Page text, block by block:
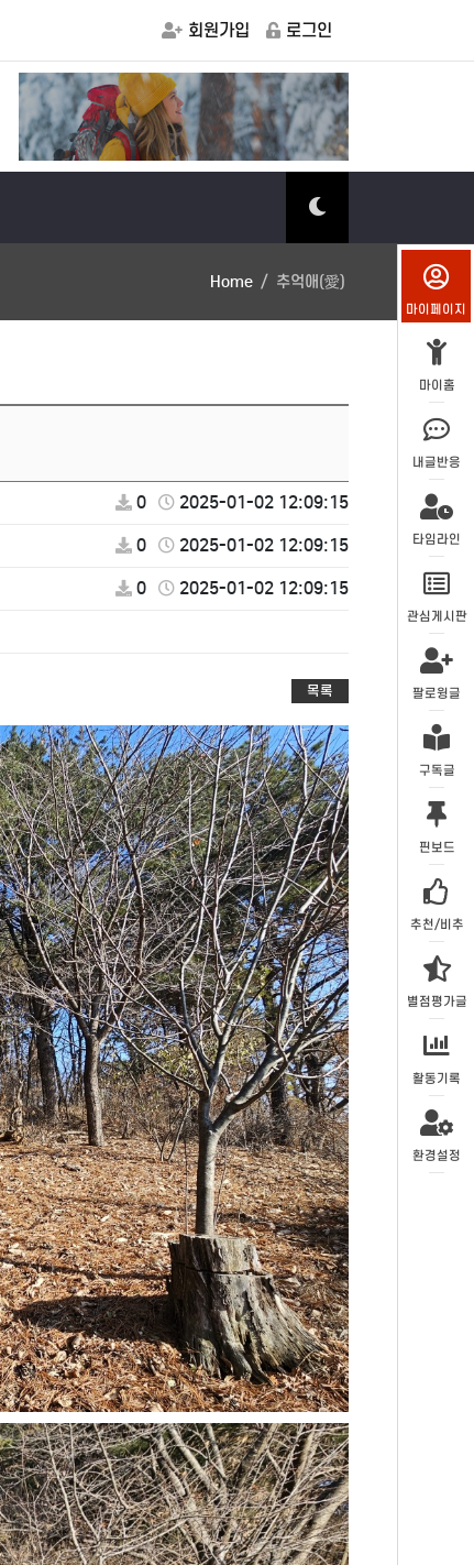
회원가입 로그인
마을소식 유기농
Home 추억애(愛)
0 2025-01-02 12:09:15
0 2025-01-02 12:09:15
0 2025-01-02 12:09:15
목록
마이페이지
마이홈
내글반응
타임라인
관심게시판
팔로윙글
구독글
핀보드
추천/비추
별점평가글
활동기록
환경설정